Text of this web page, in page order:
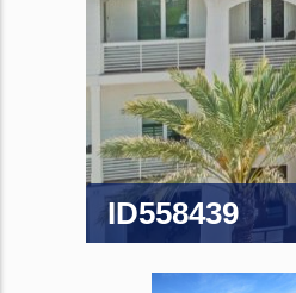
ID558439